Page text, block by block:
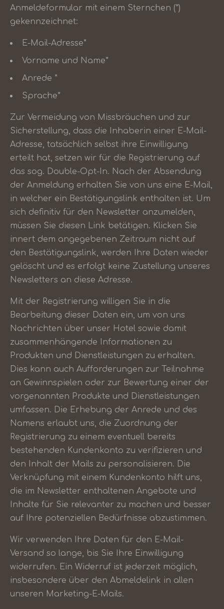
Anmeldeformular mit einem Sternchen (*)
gekennzeichnet:
E-Mail-Adresse*
Vorname und Name*
Anrede *
Sprache*
Zur Vermeidung von Missbräuchen und zur
Sicherstellung, dass die Inhaberin einer E-Mail-
Adresse, tatsächlich selbst ihre Einwilligung
erteilt hat, setzen wir für die Registrierung auf
das sog. Double-Opt-In. Nach der Absendung
der Anmeldung erhalten Sie von uns eine E-Mail,
in welcher ein Bestätigungslink enthalten ist. Um
sich definitiv für den Newsletter anzumelden,
müssen Sie diesen Link betätigen. Klicken Sie
innert dem angegebenen Zeitraum nicht auf
den Bestätigungslink, werden Ihre Daten wieder
gelöscht und es erfolgt keine Zustellung unseres
Newsletters an diese Adresse.
Mit der Registrierung willigen Sie in die
Bearbeitung dieser Daten ein, um von uns
Nachrichten über unser Hotel sowie damit
zusammenhängende Informationen zu
Produkten und Dienstleistungen zu erhalten.
Dies kann auch Aufforderungen zur Teilnahme
an Gewinnspielen oder zur Bewertung einer der
vorgenannten Produkte und Dienstleistungen
umfassen. Die Erhebung der Anrede und des
Namens erlaubt uns, die Zuordnung der
Registrierung zu einem eventuell bereits
bestehenden Kundenkonto zu verifizieren und
den Inhalt der Mails zu personalisieren. Die
Verknüpfung mit einem Kundenkonto hilft uns,
die im Newsletter enthaltenen Angebote und
Inhalte für Sie relevanter zu machen und besser
auf Ihre potenziellen Bedürfnisse abzustimmen.
Wir verwenden Ihre Daten für den E-Mail-
Versand so lange, bis Sie Ihre Einwilligung
widerrufen. Ein Widerruf ist jederzeit möglich,
insbesondere über den Abmeldelink in allen
unseren Marketing-E-Mails.